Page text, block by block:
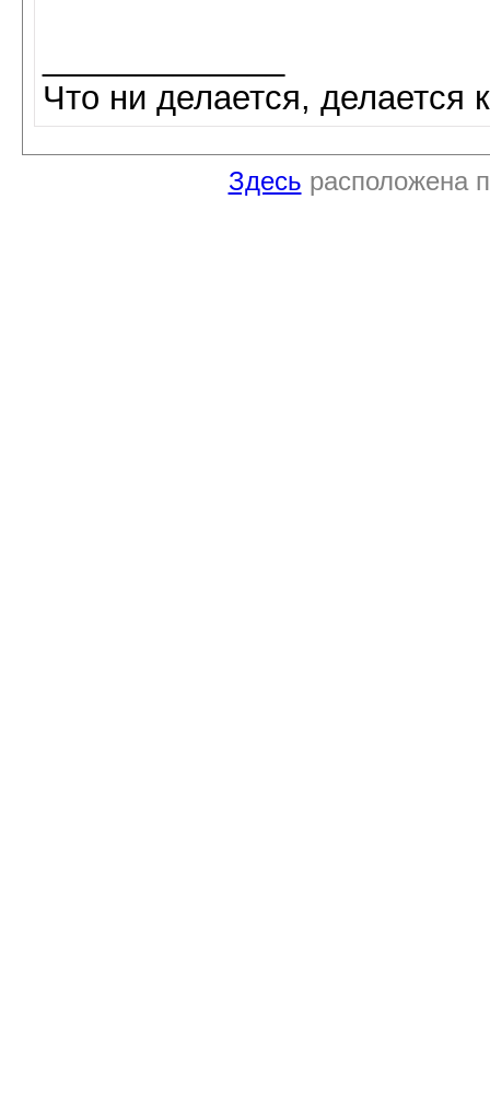
Что ни делается, делается
Здесь расположена